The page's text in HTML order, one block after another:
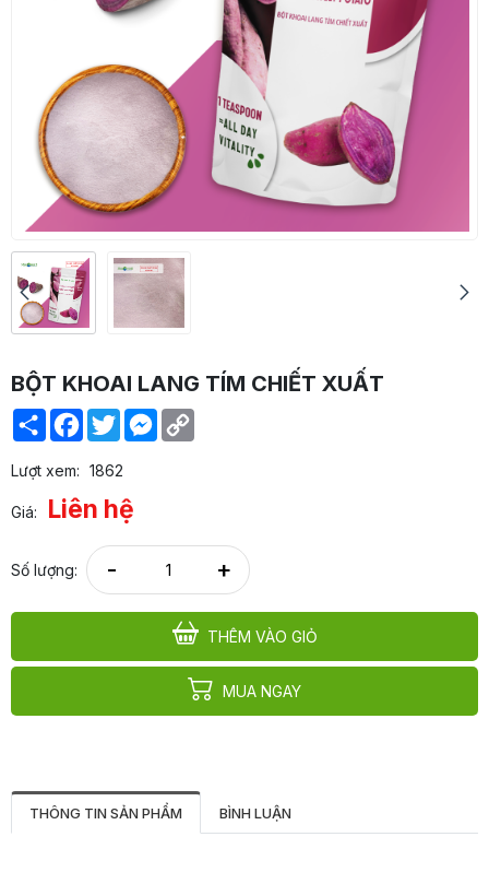
BỘT KHOAI LANG TÍM CHIẾT XUẤT
ShareFacebook
TwitterMessenger
Lượt xem: 1862
Giá: Liên hệ
Số lượng: - +
THÊM VÀO GIỎ
MUA NGAY
THÔNG TIN SẢN PHẨM BÌNH LUẬN